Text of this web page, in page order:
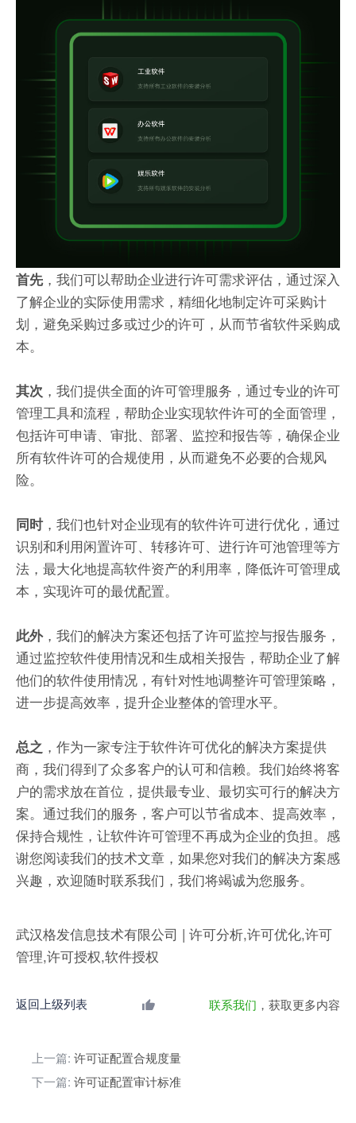
首先，我们可以帮助企业进行许可需求评估，通过深入
了解企业的实际使用需求，精细化地制定许可采购计
划，避免采购过多或过少的许可，从而节省软件采购成
本。
其次 ，我们提供全面的许可管理服务，通过专业的许可
管理工具和流程，帮助企业实现软件许可的全面管理，
包括许可申请、审批、部署、监控和报告等，确保企业
所有软件许可的合规使用，从而避免不必要的合规风
险。
同时，我们也针对企业现有的软件许可进行优化，通过
识别和利用闲置许可、转移许可、进行许可池管理等方
法，最大化地提高软件资产的利用率，降低许可管理成
本，实现许可的最优配置。
此外，我们的解决方案还包括了许可监控与报告服务，
通过监控软件使用情况和生成相关报告，帮助企业了解
他们的软件使用情况，有针对性地调整许可管理策略，
进一步提高效率，提升企业整体的管理水平。
总之 ，作为一家专注于软件许可优化的解决方案提供
商，我们得到了众多客户的认可和信赖。我们始终将客
户的需求放在首位，提供最专业、最切实可行的解决方
案。通过我们的服务，客户可以节省成本、提高效率，
保持合规性，让软件许可管理不再成为企业的负担。感
谢您阅读我们的技术文章，如果您对我们的解决方案感
兴趣，欢迎随时联系我们，我们将竭诚为您服务。
武汉格发信息技术有限公司 | 许可分析,许可优化,许可
管理,许可授权,软件授权
返回上级列表 联系我们 ，获取更多内容
上一篇: 许可证配置合规度量
下一篇: 许可证配置审计标准